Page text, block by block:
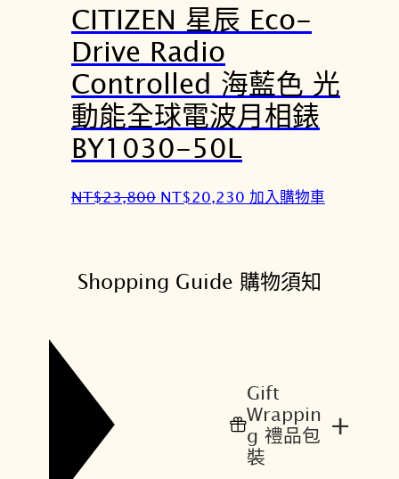
T
$
2
3
,
8
0
。
T
$
0
,
2
。
CITIZEN 星辰 Eco-
Drive Radio
Controlled 海藍色 光
動能全球電波月相錶
BY1030-50L
NT$23,800 原
：
NT$20,230 目
：
2
0
,
2
加入購物車
Shopping Guide 購物須知
Gift
Wrappin
g 禮品包
裝
+